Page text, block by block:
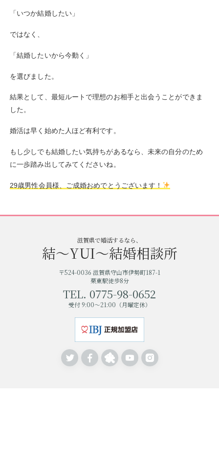
「いつか結婚したい」
ではなく、
「結婚したいから今動く」
を選びました。
結果として、最短ルートで理想のお相手と出会うことができま
した。
婚活は早く始めた人ほど有利です。
もし少しでも結婚したい気持ちがあるなら、未来の自分のため
に一歩踏み出してみてくださいね。
29歳男性会員様、ご成婚おめでとうございます！
滋賀県で婚活するなら、
結〜YUI〜結婚相談所
〒524-0036 滋賀県守山市伊勢町187-1
栗東駅徒歩8分
TEL. 0775-98-0652
受付 9:00〜21:00（月曜定休）